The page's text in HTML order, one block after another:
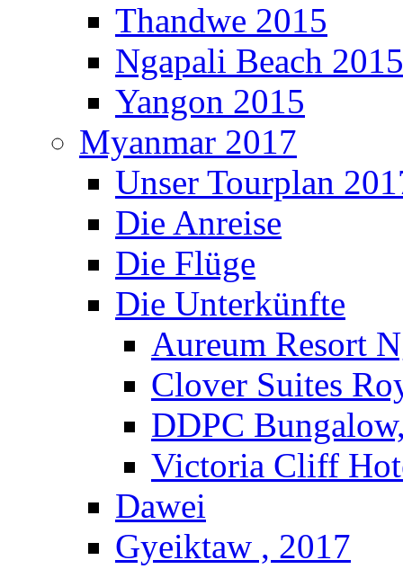
Thandwe 2015
Ngapali Beach 2015
Yangon 2015
Myanmar 2017
Unser Tourplan
Die Anreise
Die Flüge
Die Unterkünfte
Aureum Resort
Clover Suites
DDPC
Victoria Cliff
Dawei
Gyeiktaw , 2017